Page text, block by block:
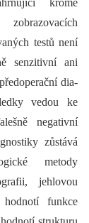
kromě
testů není
senzitivní ani
dia­
vedou ke
negativní
zůstává
metody
jehlovou
funkce